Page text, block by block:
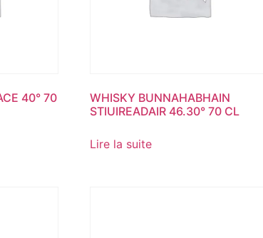
40° 70
WHISKY BUNNAHABHAIN
STIUIREADAIR 46.30° 70 CL
Lire la suite